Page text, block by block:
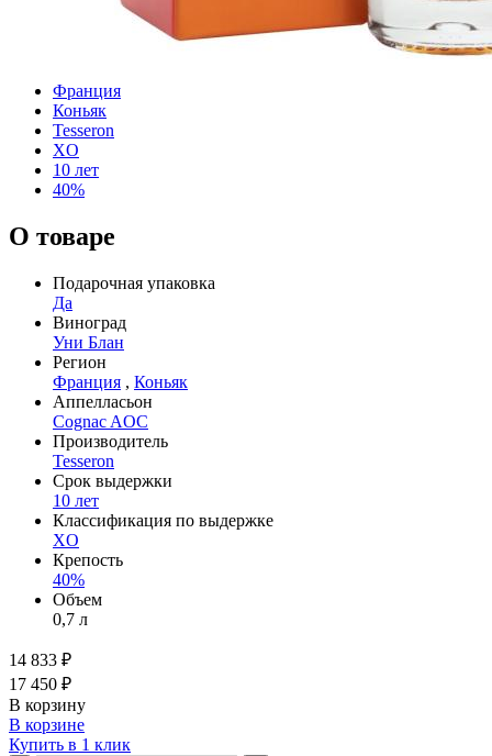
Франция
Коньяк
Tesseron
XO
10 лет
40%
О товаре
Подарочная упаковка
Да
Виноград
Уни Блан
Регион
Франция , Коньяк
Аппелласьон
Cognac AOC
Производитель
Tesseron
Срок выдержки
10 лет
Классификация по выдержке
XO
Крепость
40%
Объем
0,7 л
14 833 ₽
17 450 ₽
В корзину
В корзине
Купить в 1 клик